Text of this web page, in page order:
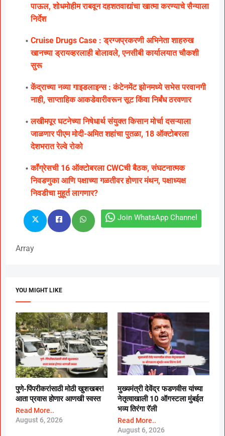
पाऊल, शोधमोहीम राबवून दहशतवाद्यांचा खात्मा करण्याचे सैन्याला
निर्देश
Cruise Drugs Case : ड्रग्जप्रकरणी अभिनेता शाहरुख
खानच्या ड्रायव्हरलाही बोलावले, एनसीबी कार्यालयात चौकशी
सुरू
केंद्राच्या नव्या गाइडलाइन्स : कंटेनमेंट झोनमध्ये सभेस परवानगी
नाही, साप्ताहिक आकडेवारीवरून सूट किंवा निर्बंध ठरवणार
लखीमपूर घटनेच्या निषेधार्थ संयुक्त किसान मोर्चा दसऱ्याला
जाळणार पीएम मोदी-अमित शहांचा पुतळा, 18 ऑक्टोबरला
देशभरात रेल्वे रोको
कॉंग्रेसची 16 ऑक्टोबरला CWCची बैठक, संघटनात्मक
निवडणुका आणि पक्षाच्या गळतीवर होणार मंथन, पक्षाध्यक्ष
निवडीचा मुहूर्त लागणार?
Join WhatsApp Channel
Array
YOU MIGHT LIKE
पुणे-पिंपरीकरांसाठी मोठी खुशखबर!
आता प्रवास होणार आणखी स्वस्त
Read More..
August 6, 2026
मुख्यमंत्री देवेंद्र फडणवीस यांच्या
नेतृत्वाखाली 10 ऑगस्टला मुंबईत
भव्य तिरंगा रॅली
Read More..
August 6, 2026